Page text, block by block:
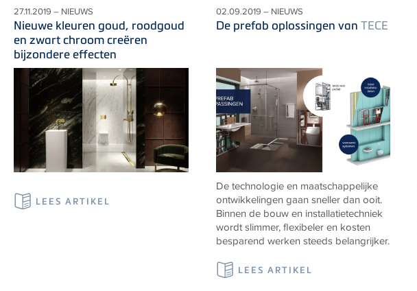
27.11.2019 – NIEUWS
Nieuwe kleuren goud, roodgoud
en zwart chroom creëren
bijzondere effecten
LEES ARTIKEL
02.09.2019 – NIEUWS
De prefab oplossingen van TECE
De technologie en maatschappelijke
ontwikkelingen gaan sneller dan ooit.
Binnen de bouw en installatietechniek
wordt slimmer, flexibeler en kosten
besparend werken steeds belangrijker.
LEES ARTIKEL